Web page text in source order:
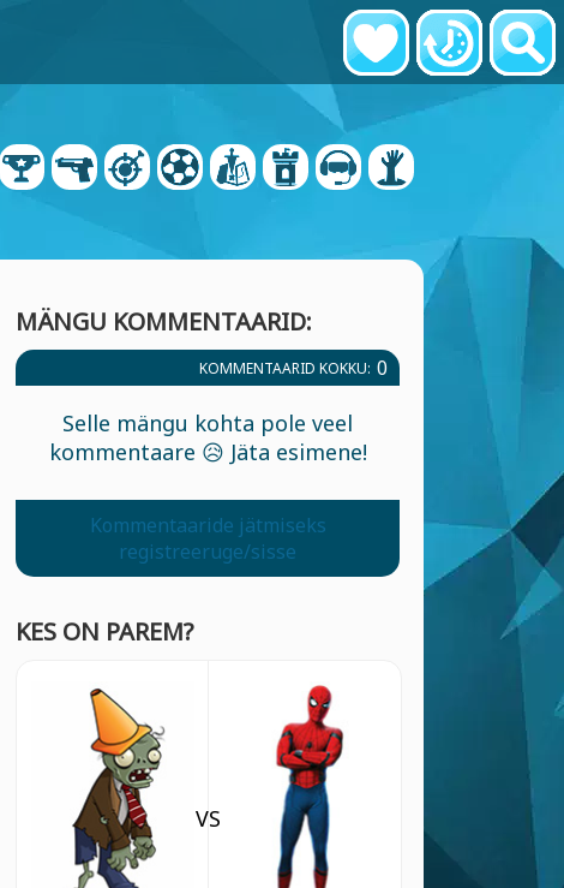
MÄNGU KOMMENTAARID:
KOMMENTAARID KOKKU: 0
Selle mängu kohta pole veel
kommentaare 😥 Jäta esimene!
Kommentaaride jätmiseks
registreeruge/sisse
KES ON PAREM?
VS